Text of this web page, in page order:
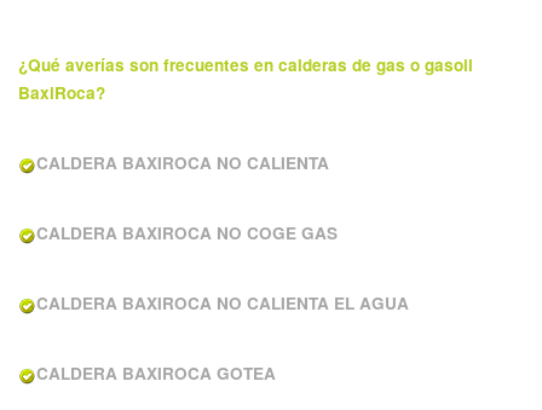
¿Qué averías son frecuentes en calderas de gas o gasoil
BaxiRoca?
CALDERA BAXIROCA NO CALIENTA
CALDERA BAXIROCA NO COGE GAS
CALDERA BAXIROCA NO CALIENTA EL AGUA
CALDERA BAXIROCA GOTEA